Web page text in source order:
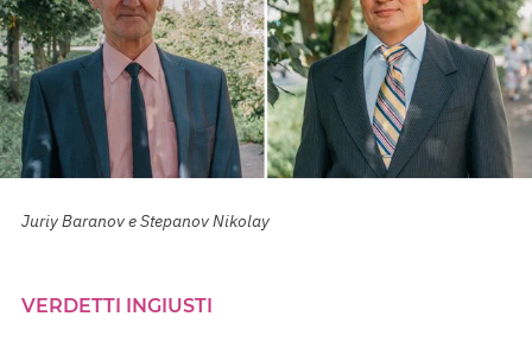
Juriy Baranov e Stepanov Nikolay
VERDETTI INGIUSTI